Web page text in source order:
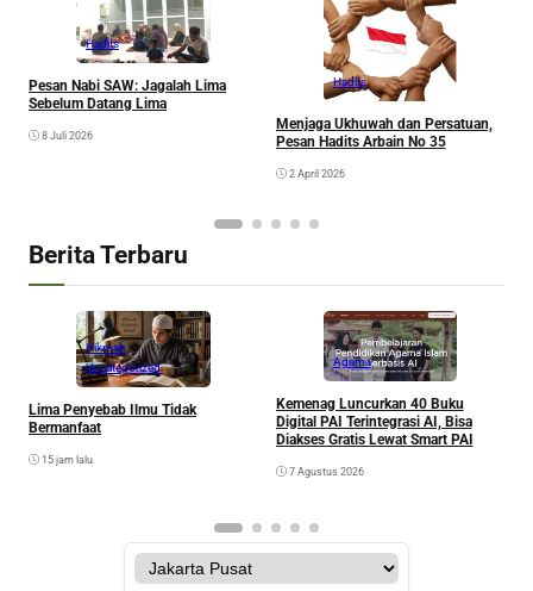
Hadits
Pesan Nabi SAW: Jagalah Lima
Sebelum Datang Lima
8 Juli 2026
Hadits
Menjaga Ukhuwah dan Persatuan,
Pesan Hadits Arbain No 35
2 April 2026
Berita Terbaru
Hikmah
Uncategorized
Lima Penyebab Ilmu Tidak
Bermanfaat
15 jam lalu
Agama
Kemenag Luncurkan 40 Buku
Digital PAI Terintegrasi AI, Bisa
Diakses Gratis Lewat Smart PAI
7 Agustus 2026